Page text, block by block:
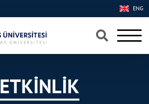
×
×
ENG
ETKİNLİK